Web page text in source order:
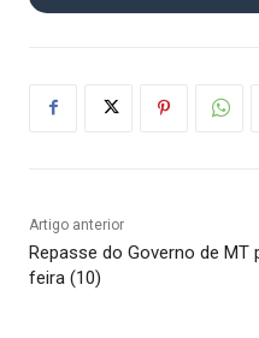
Artigo anterior
Repasse do Governo de
feira (10)